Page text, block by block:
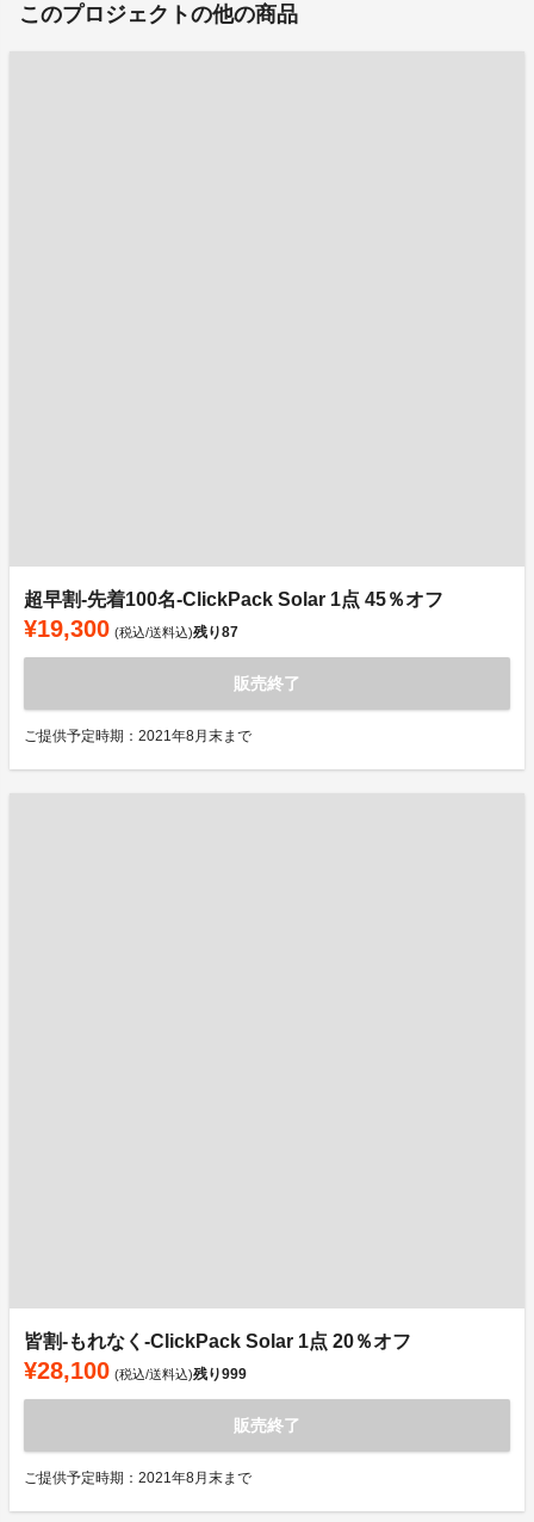
このプロジェクトの他の商品
超早割-先着100名-ClickPack Solar 1点 45％オフ
¥19,300 (税込/送料込)残り87
販売終了
ご提供予定時期：2021年8月末まで
皆割-もれなく-ClickPack Solar 1点 20％オフ
¥28,100 (税込/送料込)残り999
販売終了
ご提供予定時期：2021年8月末まで